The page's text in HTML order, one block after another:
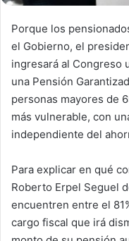
Porque los
el Gobierno, el
ingresará al Congreso
una Pensión
personas mayores de
más vulnerable, con
independiente del
Para explicar en qué
Roberto Erpel Seguel
encuentren entre el
cargo fiscal que irá